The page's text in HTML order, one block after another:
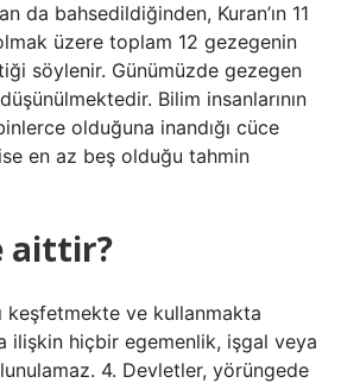
da bahsedildiğinden, Kuran’ın 11
üzere toplam 12 gezegenin
söylenir. Günümüzde gezegen
Bilim insanlarının
olduğuna inandığı cüce
ise en az beş olduğu tahmin
aittir?
keşfetmekte ve kullanmakta
ilişkin hiçbir egemenlik, işgal veya
4. Devletler, yörüngede